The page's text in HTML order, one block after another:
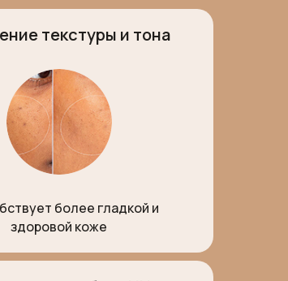
текстуры и тона
более гладкой и
здоровой коже